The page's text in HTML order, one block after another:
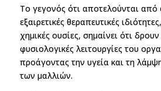
Το γεγονός ότι αποτελούνται από
εξαιρετικές θεραπευτικές
χημικές ουσίες, σημαίνει ότι
φυσιολογικές λειτουργίες του
προάγοντας την υγεία και τη
των μαλλιών.